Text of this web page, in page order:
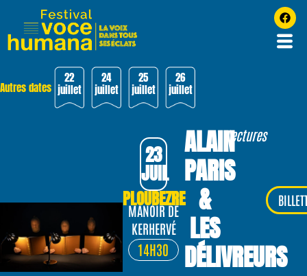
Autres dates
22
juillet
24
juillet
25
juillet
26
juillet
23
JUIL
PLOUBEZRE
MANOIR DE
KERHERVÉ
14H30
ALAIN
PARIS
&
LES
DÉLIVREURS
Lectures